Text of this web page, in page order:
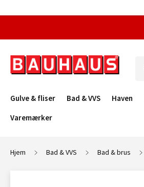
Gulve & fliser Bad & VVS Haven
Varemærker
Hjem Bad & VVS Bad & brus